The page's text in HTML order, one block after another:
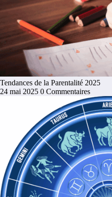
Tendances de la Parentalité 2025
24 mai 2025 0 Commentaires